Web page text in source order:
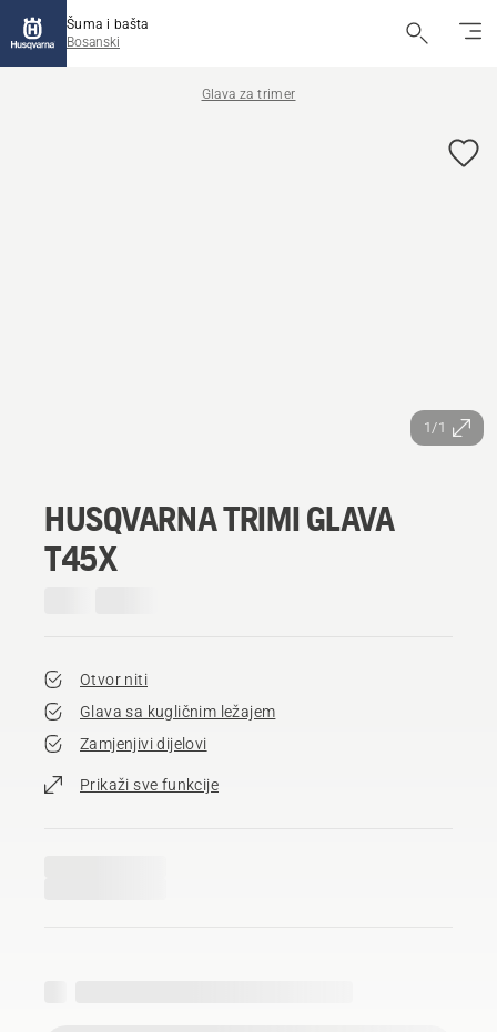
Šuma i bašta
Bosanski
Glava za trimer
1/1
HUSQVARNA TRIMI GLAVA
T45X
Otvor niti
Glava sa kugličnim ležajem
Zamjenjivi dijelovi
Prikaži sve funkcije